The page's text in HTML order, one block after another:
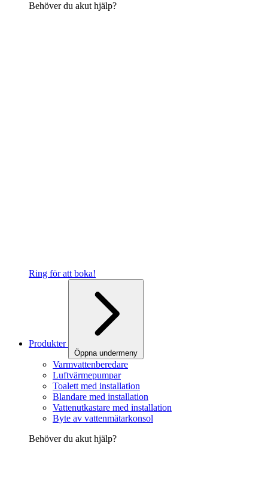
Behöver du akut hjälp?
Ring för att boka!
Produkter
Öppna undermeny
Varmvattenberedare
Luftvärmepumpar
Toalett med installation
Blandare med installation
Vattenutkastare med installation
Byte av vattenmätarkonsol
Behöver du akut hjälp?